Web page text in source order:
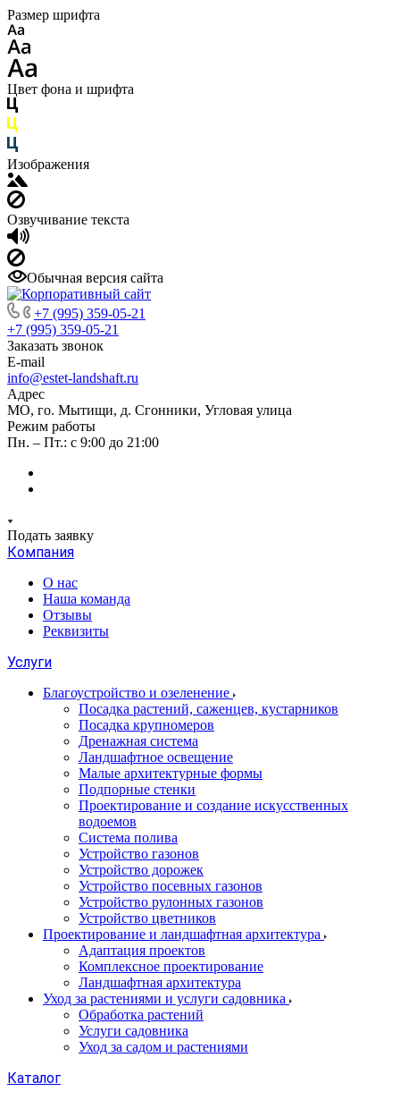
Размер шрифта
Цвет фона и шрифта
Изображения
Озвучивание текста
Обычная версия сайта
+7 (995) 359-05-21
+7 (995) 359-05-21
Заказать звонок
E-mail
info@estet-landshaft.ru
Адрес
МО, го. Мытищи, д. Сгонники, Угловая улица
Режим работы
Пн. – Пт.: с 9:00 до 21:00
Подать заявку
Компания
О нас
Наша команда
Отзывы
Реквизиты
Услуги
Благоустройство и озеленение
Посадка растений, саженцев, кустарников
Посадка крупномеров
Дренажная система
Ландшафтное освещение
Малые архитектурные формы
Подпорные стенки
Проектирование и создание искусственных
водоемов
Система полива
Устройство газонов
Устройство дорожек
Устройство посевных газонов
Устройство рулонных газонов
Устройство цветников
Проектирование и ландшафтная архитектура
Адаптация проектов
Комплексное проектирование
Ландшафтная архитектура
Уход за растениями и услуги садовника
Обработка растений
Услуги садовника
Уход за садом и растениями
Каталог